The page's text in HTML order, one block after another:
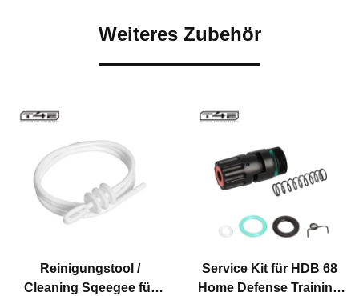
Weiteres Zubehör
Reinigungstool /
Cleaning Sqeegee für
Service Kit für HDB 68
Home Defense Training